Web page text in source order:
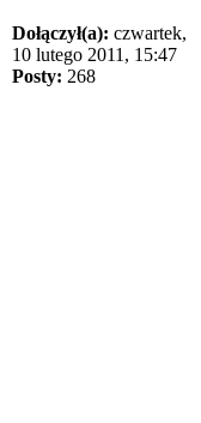
Dołączył(a): czwartek,
10 lutego 2011, 15:47
Posty: 268